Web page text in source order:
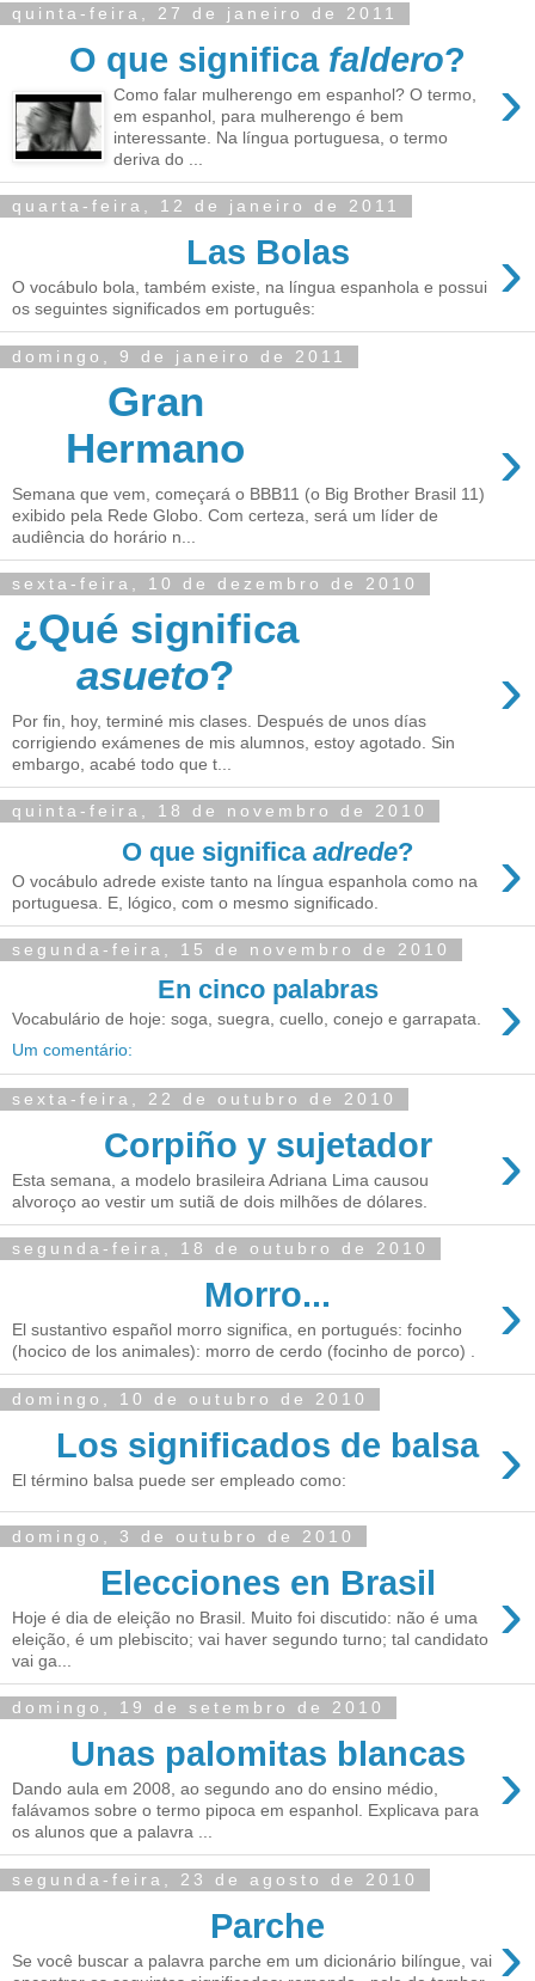
quinta-feira, 27 de janeiro de 2011
O que significa faldero?
›
Como falar mulherengo em espanhol? O termo,
em espanhol, para mulherengo é bem
interessante. Na língua portuguesa, o termo
deriva do ...
quarta-feira, 12 de janeiro de 2011
Las Bolas ›
O vocábulo bola, também existe, na língua espanhola e possui
os seguintes significados em português:
domingo, 9 de janeiro de 2011
Gran
Hermano
›
Semana que vem, começará o BBB11 (o Big Brother Brasil 11)
exibido pela Rede Globo. Com certeza, será um líder de
audiência do horário n...
sexta-feira, 10 de dezembro de 2010
¿Qué significa
asueto? ›
Por fin, hoy, terminé mis clases. Después de unos días
corrigiendo exámenes de mis alumnos, estoy agotado. Sin
embargo, acabé todo que t...
quinta-feira, 18 de novembro de 2010
O que significa adrede? ›
O vocábulo adrede existe tanto na língua espanhola como na
portuguesa. E, lógico, com o mesmo significado.
segunda-feira, 15 de novembro de 2010
En cinco palabras ›
Vocabulário de hoje: soga, suegra, cuello, conejo e garrapata.
Um comentário:
sexta-feira, 22 de outubro de 2010
Corpiño y sujetador ›
Esta semana, a modelo brasileira Adriana Lima causou
alvoroço ao vestir um sutiã de dois milhões de dólares.
segunda-feira, 18 de outubro de 2010
Morro... ›
El sustantivo español morro significa, en portugués: focinho
(hocico de los animales): morro de cerdo (focinho de porco) .
domingo, 10 de outubro de 2010
Los significados de balsa ›
El término balsa puede ser empleado como:
domingo, 3 de outubro de 2010
Elecciones en Brasil ›
Hoje é dia de eleição no Brasil. Muito foi discutido: não é uma
eleição, é um plebiscito; vai haver segundo turno; tal candidato
vai ga...
domingo, 19 de setembro de 2010
Unas palomitas blancas ›
Dando aula em 2008, ao segundo ano do ensino médio,
falávamos sobre o termo pipoca em espanhol. Explicava para
os alunos que a palavra ...
segunda-feira, 23 de agosto de 2010
Parche ›
Se você buscar a palavra parche em um dicionário bilíngue, vai